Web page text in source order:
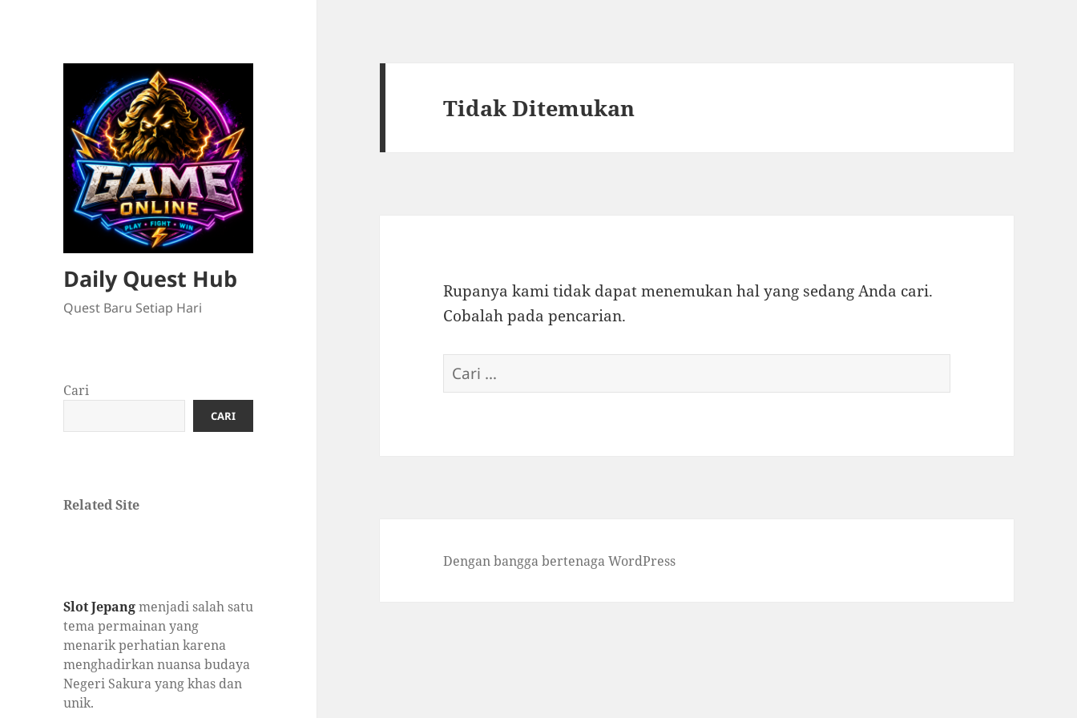
Daily Quest Hub
Quest Baru Setiap Hari
Cari
CARI
Related Site
Slot Jepangmenjadi salah satu
tema permainan yang
menarik perhatian karena
menghadirkan nuansa budaya
Negeri Sakura yang khas dan
unik.
Tidak Ditemukan
Rupanya kami tidak dapat menemukan hal yang sedang Anda cari.
Cobalah pada pencarian.
Cari
untuk:
Dengan bangga bertenaga WordPress